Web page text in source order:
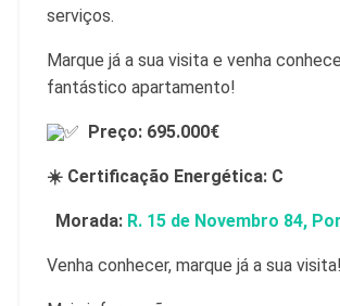
serviços.
Marque já a sua visita e venha
fantástico apartamento!
Preço: 695.000€
☀️ Certificação Energética: C
Morada: R. 15 de Novembro 84,
Venha conhecer, marque já a sua visita!